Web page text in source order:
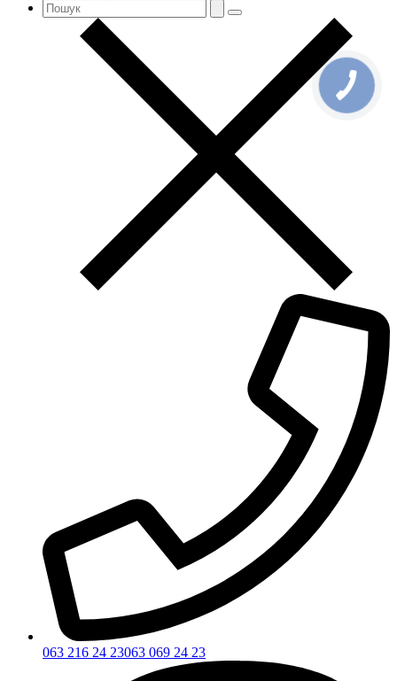
063 216 24 23063 069 24 23